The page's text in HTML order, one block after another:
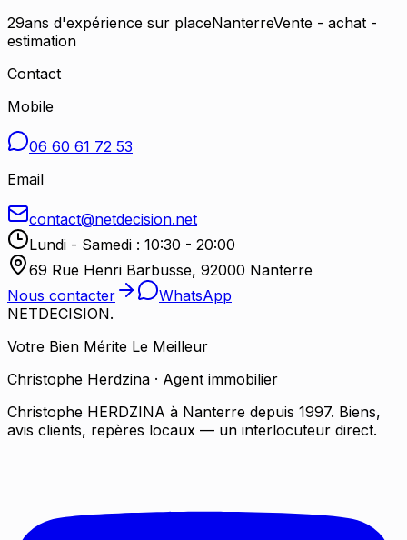
29ans d'expérience sur placeNanterreVente - achat -
estimation
Contact
Mobile
06 60 61 72 53
Email
contact@netdecision.net
Lundi - Samedi : 10:30 - 20:00
69 Rue Henri Barbusse, 92000 Nanterre
Nous contacter
WhatsApp
NETDECISION.
Votre Bien Mérite Le Meilleur
Christophe Herdzina · Agent immobilier
Christophe HERDZINA à Nanterre depuis 1997. Biens,
avis clients, repères locaux — un interlocuteur direct.